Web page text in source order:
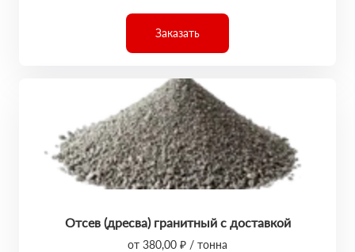
Заказать
Отсев (дресва) гранитный с доставкой
от 380,00 ₽ / тонна